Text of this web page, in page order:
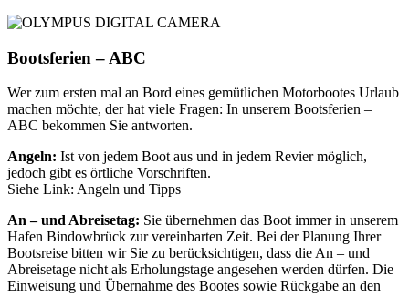
Bootsferien – ABC
Wer zum ersten mal an Bord eines gemütlichen Motorbootes Urlaub
machen möchte, der hat viele Fragen: In unserem Bootsferien –
ABC bekommen Sie antworten.
Angeln: Ist von jedem Boot aus und in jedem Revier möglich,
jedoch gibt es örtliche Vorschriften.
Siehe Link: Angeln und Tipps
An – und Abreisetag: Sie übernehmen das Boot immer in unserem
Hafen Bindowbrück zur vereinbarten Zeit. Bei der Planung Ihrer
Bootsreise bitten wir Sie zu berücksichtigen, dass die An – und
Abreisetage nicht als Erholungstage angesehen werden dürfen. Die
Einweisung und Übernahme des Bootes sowie Rückgabe an den